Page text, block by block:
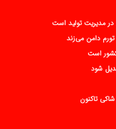
مدیریت تولید است
تورم دامن می‌زند
شود